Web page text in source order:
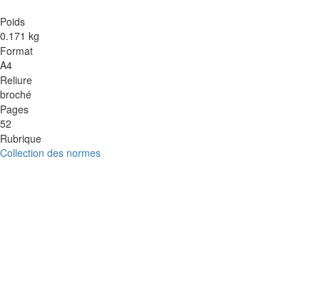
Poids
0.171 kg
Format
A4
Reliure
broché
Pages
52
Rubrique
Collection des normes